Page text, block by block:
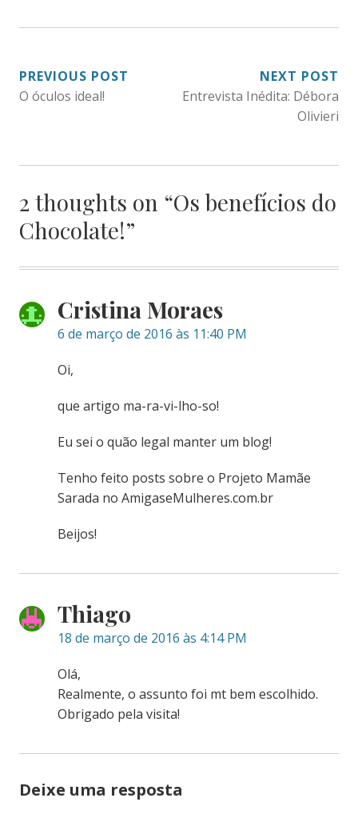
NAVEGAÇÃO
DE
PREVIOUS POST
O óculos ideal!
NEXT POST
Entrevista Inédita: Débora
Olivieri
2 thoughts on “Os benefícios do
Chocolate!”
Cristina Moraes
6 de março de 2016 às 11:40 PM
Oi,
que artigo ma-ra-vi-lho-so!
Eu sei o quão legal manter um blog!
Tenho feito posts sobre o Projeto Mamãe
Sarada no AmigaseMulheres.com.br
Beijos!
Thiago
18 de março de 2016 às 4:14 PM
Olá,
Realmente, o assunto foi mt bem escolhido.
Obrigado pela visita!
Deixe uma resposta